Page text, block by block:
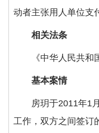
动者主张用人单位支
相关法条
《中华人民共和
基本案情
房玥于2011年1月
工作，双方之间签订